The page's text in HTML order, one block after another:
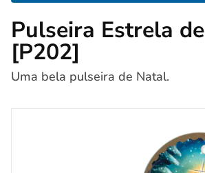
Pulseira Estrela
[P202]
Uma bela pulseira de Natal.